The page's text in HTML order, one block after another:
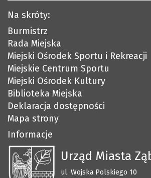
Na skróty:
Burmistrz
Rada Miejska
Miejski Ośrodek Sportu i Rekreacji
Miejskie Centrum Sportu
Miejski Ośrodek Kultury
Biblioteka Miejska
Deklaracja dostępności
Mapa strony
Informacje
Urząd Miasta
ul. Wojska Polskiego 10